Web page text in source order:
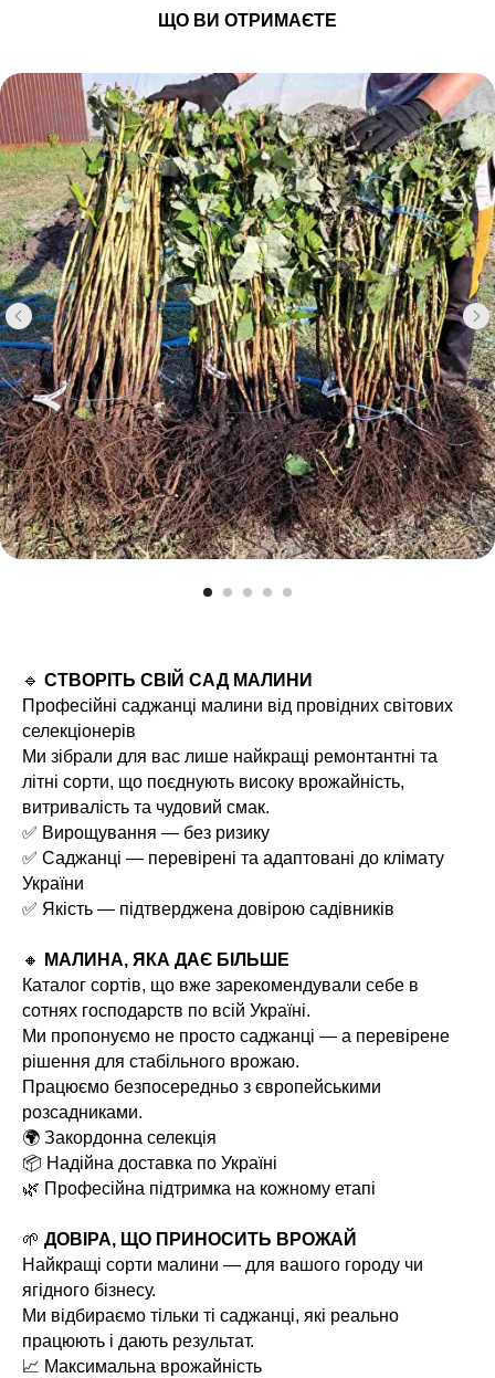
ЩО ВИ ОТРИМАЄТЕ
🔹 СТВОРІТЬ СВІЙ САД МАЛИНИ
Професійні саджанці малини від провідних світових
селекціонерів
Ми зібрали для вас лише найкращі ремонтантні та
літні сорти, що поєднують високу врожайність,
витривалість та чудовий смак.
✅ Вирощування — без ризику
✅ Саджанці — перевірені та адаптовані до клімату
України
✅ Якість — підтверджена довірою садівників
🔸
МАЛИНА, ЯКА ДАЄ БІЛЬШЕ
Каталог сортів, що вже зарекомендували себе в
сотнях господарств по всій Україні.
Ми пропонуємо не просто саджанці — а перевірене
рішення для стабільного врожаю.
Працюємо безпосередньо з європейськими
розсадниками.
🌍 Закордонна селекція
📦 Надійна доставка по Україні
🌿 Професійна підтримка на кожному етапі
🌱 ДОВІРА, ЩО ПРИНОСИТЬ ВРОЖАЙ
Найкращі сорти малини — для вашого городу чи
ягідного бізнесу.
Ми відбираємо тільки ті саджанці, які реально
працюють і дають результат.
📈 Максимальна врожайність